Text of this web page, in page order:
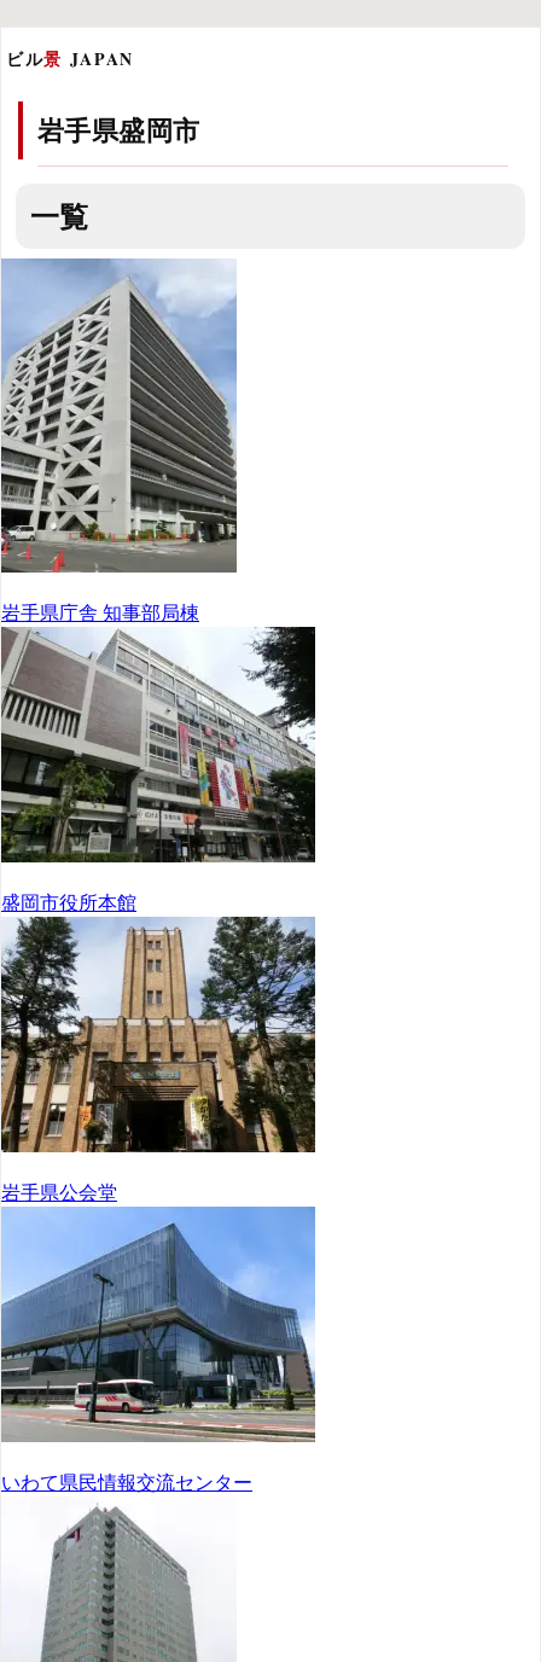
ビル景 JAPAN
岩手県盛岡市
一覧
岩手県庁舎 知事部局棟
盛岡市役所本館
岩手県公会堂
いわて県民情報交流センター